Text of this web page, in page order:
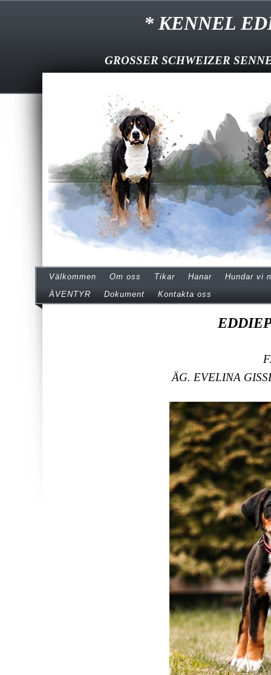
* KENNEL
GROSSER SCHWEIZER
Välkommen
Välkommen Om oss Tikar Hanar
Hundar vi
ÄVENTYR
Dokument Kontakta oss
ÄG. EVELINA